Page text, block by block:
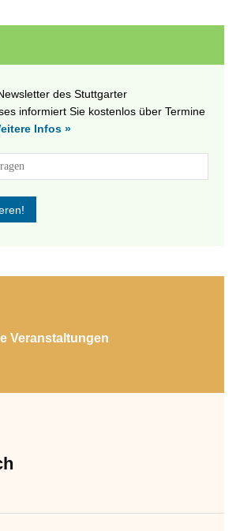
des Stuttgarter
informiert Sie kostenlos über Termine
Infos »
Veranstaltungen